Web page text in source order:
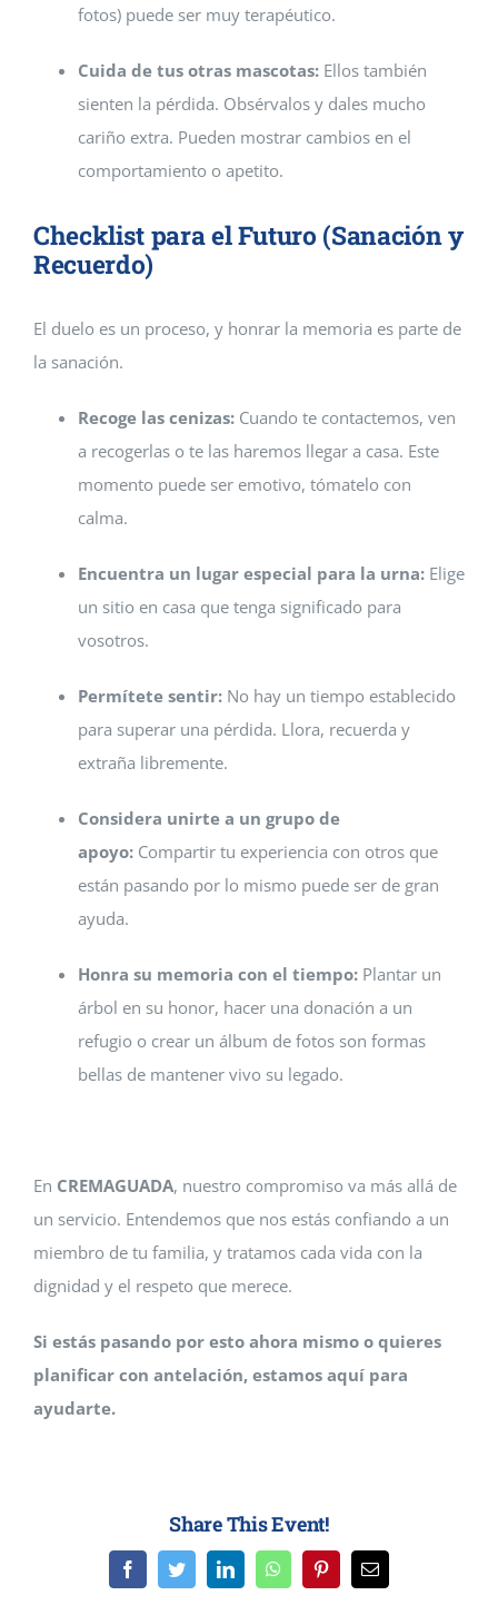
fotos) puede ser muy terapéutico.
Cuida de tus otras mascotas: Ellos también
sienten la pérdida. Obsérvalos y dales mucho
cariño extra. Pueden mostrar cambios en el
comportamiento o apetito.
Checklist para el Futuro (Sanación y
Recuerdo)
El duelo es un proceso, y honrar la memoria es parte de
la sanación.
Recoge las cenizas: Cuando te contactemos, ven
a recogerlas o te las haremos llegar a casa. Este
momento puede ser emotivo, tómatelo con
calma.
Encuentra un lugar especial para la urna: Elige
un sitio en casa que tenga significado para
vosotros.
Permítete sentir: No hay un tiempo establecido
para superar una pérdida. Llora, recuerda y
extraña libremente.
Considera unirte a un grupo de
apoyo: Compartir tu experiencia con otros que
están pasando por lo mismo puede ser de gran
ayuda.
Honra su memoria con el tiempo: Plantar un
árbol en su honor, hacer una donación a un
refugio o crear un álbum de fotos son formas
bellas de mantener vivo su legado.
En CREMAGUADA, nuestro compromiso va más allá de
un servicio. Entendemos que nos estás confiando a un
miembro de tu familia, y tratamos cada vida con la
dignidad y el respeto que merece.
Si estás pasando por esto ahora mismo o quieres
planificar con antelación, estamos aquí para
ayudarte.
Share This Event!
FacebookTwitterLinkedInWhatsAppPinterestCorreo